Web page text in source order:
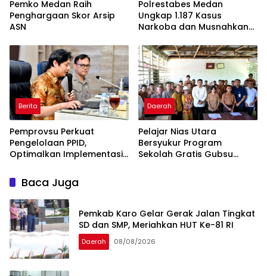
Pemko Medan Raih
Penghargaan Skor Arsip
ASN
Polrestabes Medan
Ungkap 1.187 Kasus
Narkoba dan Musnahkan
Bukti
Berita
Pemprovsu Perkuat
Pengelolaan PPID,
Optimalkan Implementasi
Tahun 2026
Daerah
Pelajar Nias Utara
Bersyukur Program
Sekolah Gratis Gubsu
Baca Juga
Pemkab Karo Gelar Gerak Jalan Tingkat
SD dan SMP, Meriahkan HUT Ke-81 RI
Daerah 08/08/2026